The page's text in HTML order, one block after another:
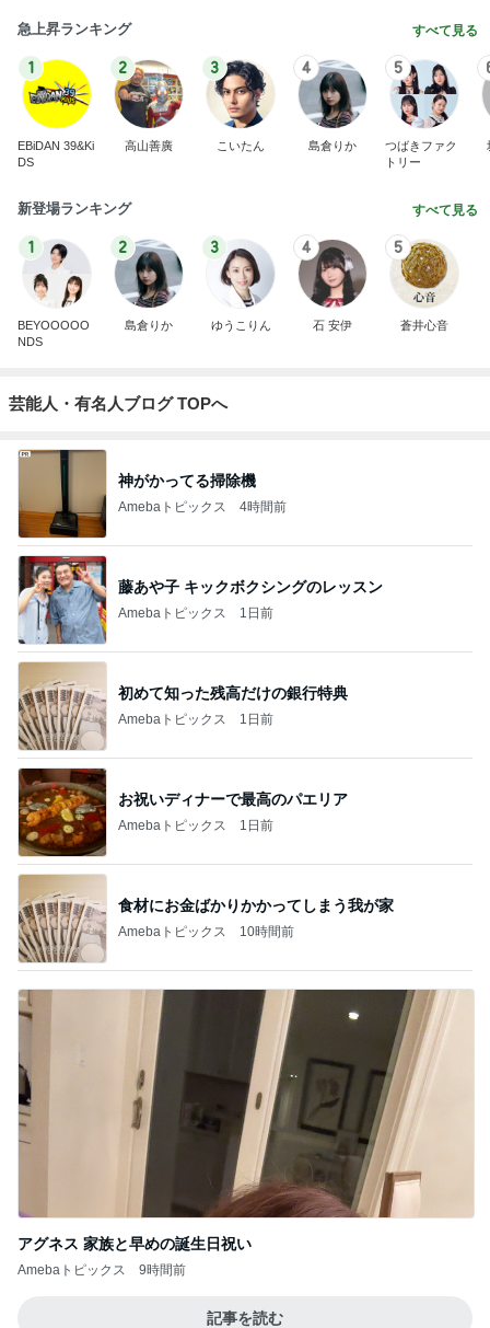
急上昇ランキング すべて見る
1
EBiDAN 39&Ki
DS
2
高山善廣
3
こいたん
4
島倉りか
5
つばきファク
トリー
新登場ランキング すべて見る
1
BEYOOOOO
NDS
2
島倉りか
3
ゆうこりん
4
石 安伊
5
蒼井心音
芸能人・有名人ブログ TOPへ
神がかってる掃除機
Amebaトピックス 4時間前
藤あや子 キックボクシングのレッスン
Amebaトピックス 1日前
初めて知った残高だけの銀行特典
Amebaトピックス 1日前
お祝いディナーで最高のパエリア
Amebaトピックス 1日前
食材にお金ばかりかかってしまう我が家
Amebaトピックス 10時間前
アグネス 家族と早めの誕生日祝い
Amebaトピックス 9時間前
記事を読む